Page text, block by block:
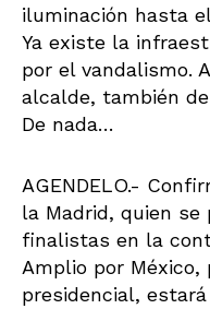
iluminación hasta
Ya existe la
por el vandalismo.
alcalde, también
De nada…
AGENDELO.-
la Madrid, quien
finalistas en la
Amplio por
presidencial,